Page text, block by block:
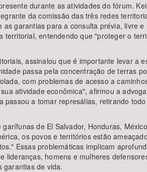
durante as atividades do fórum.
da comissão das três redes
garantias para a consulta prévia, livre
entendendo que "proteger o
assinalou que é importante levar a
passa pela concentração de terras
com problemas de acesso a
atividade econômica", afirmou a
a tomar represálias, retirando
de El Salvador, Honduras,
os povos e territórios estão
Essas problemáticas implicam
homens e mulheres
garantias de vida.